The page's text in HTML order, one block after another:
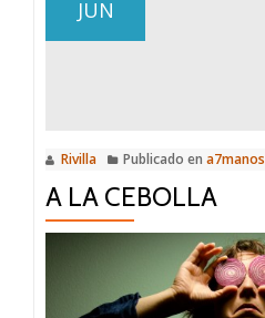
JUN
Rivilla Publicado en a7manos
A LA CEBOLLA